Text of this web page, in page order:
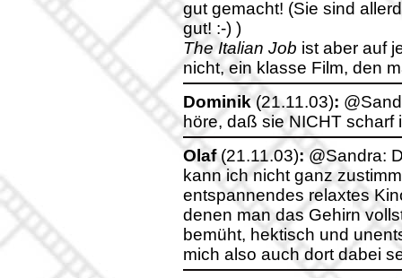
gut gemacht! (Sie sind
gut! :-) )
The Italian Job ist aber auf
nicht, ein klasse Film, den
Dominik(21.11.03):
höre, daß sie NICHT scharf
Olaf(21.11.03):@Sandra:
kann ich nicht ganz
entspannendes relaxtes
denen man das Gehirn
bemüht, hektisch und
mich also auch dort dabei